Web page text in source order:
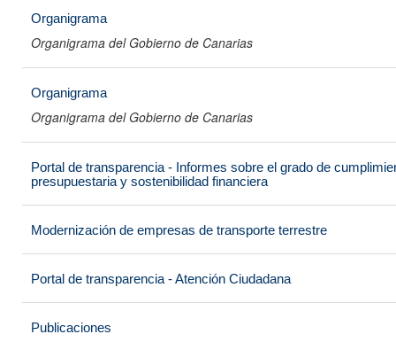
Organigrama
Organigrama del Gobierno de Canarias
Organigrama
Organigrama del Gobierno de Canarias
Portal de transparencia - Informes sobre el grado de
presupuestaria y sostenibilidad financiera
Modernización de empresas de transporte terrestre
Portal de transparencia - Atención Ciudadana
Publicaciones